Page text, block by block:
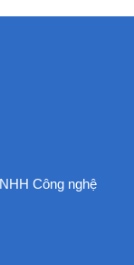
Công nghệ